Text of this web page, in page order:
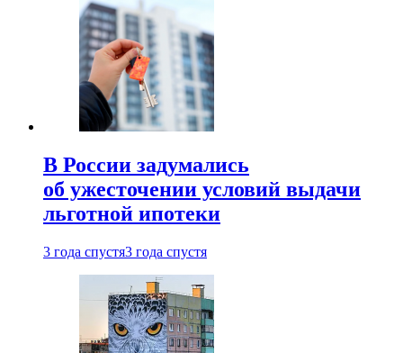
В России задумались
об ужесточении условий выдачи
льготной ипотеки
3 года спустя3 года спустя